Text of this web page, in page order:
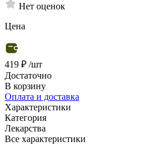
Нет оценок
Цена
419 ₽ /шт
Достаточно
В корзину
Оплата и доставка
Характеристики
Категория
Лекарства
Все характеристики